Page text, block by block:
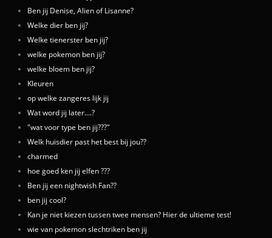
Ben jij Denise, Alien of Lisanne?
Welke dier ben jij?
Welke tienerster ben jij?
welke pokemon ben jij?
welke bloem ben jij?
Kleuren
op welke zangeres lijk jij
Wat word jij later....?
"wat voor type ben jij???"
Welk huisdier past het best bij jou??
charmed
hoe goed ken jij elfen ???
Ben jij een nightwish Fan??
ben jij cool?
Kan je niet kiezen tussen twee mensen? Hier de ultieme test!
wie van pokemon slechtriken ben jij